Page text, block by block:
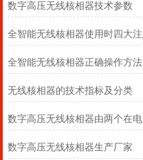
数字高压无线核相器技术参数
全智能无线核相器正确操作方法
无线核相器的技术指标及分类
数字高压无线核相器生产厂家